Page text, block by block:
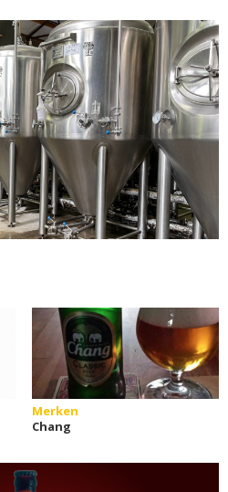
Merken
Chang